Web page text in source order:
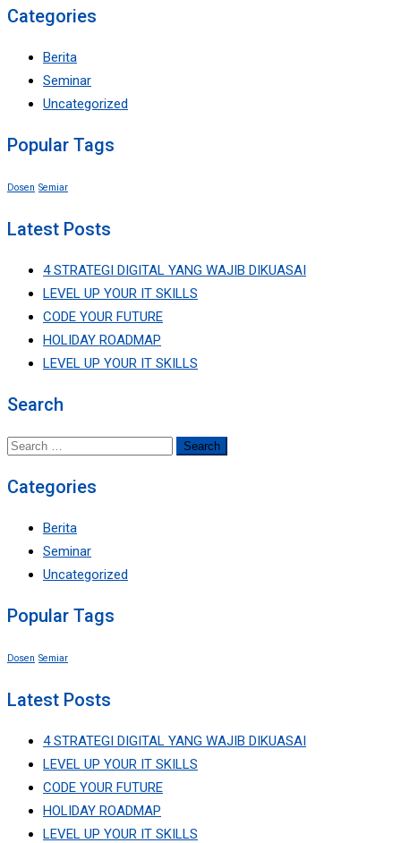
Categories
Berita
Seminar
Uncategorized
Popular Tags
Dosen Semiar
Latest Posts
4 STRATEGI DIGITAL YANG WAJIB DIKUASAI
LEVEL UP YOUR IT SKILLS
CODE YOUR FUTURE
HOLIDAY ROADMAP
LEVEL UP YOUR IT SKILLS
Search
Search
Categories
Berita
Seminar
Uncategorized
Popular Tags
Dosen Semiar
Latest Posts
4 STRATEGI DIGITAL YANG WAJIB DIKUASAI
LEVEL UP YOUR IT SKILLS
CODE YOUR FUTURE
HOLIDAY ROADMAP
LEVEL UP YOUR IT SKILLS